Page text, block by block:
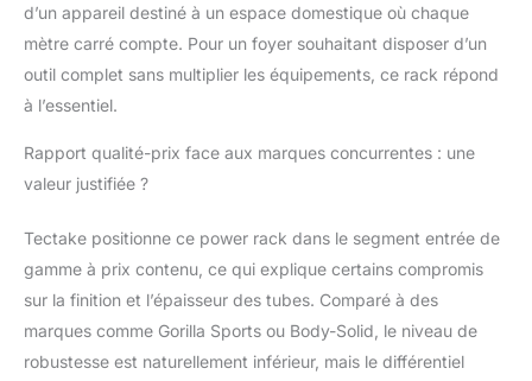
d’un appareil destiné à un espace domestique où chaque
mètre carré compte. Pour un foyer souhaitant disposer d’un
outil complet sans multiplier les équipements, ce rack répond
à l’essentiel.
Rapport qualité-prix face aux marques concurrentes : une
valeur justifiée ?
Tectake positionne ce power rack dans le segment entrée de
gamme à prix contenu, ce qui explique certains compromis
sur la finition et l’épaisseur des tubes. Comparé à des
marques comme Gorilla Sports ou Body-Solid, le niveau de
robustesse est naturellement inférieur, mais le différentiel